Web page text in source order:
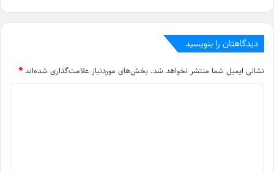
دیدگاهتان را بنویسید
نشانی ایمیل شما منتشر نخواهد شد. بخش‌های موردنیاز علامت‌گذاری شده‌اند *